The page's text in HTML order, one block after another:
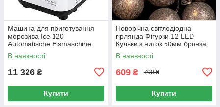
Машина для приготування
морозива Ice 120
Automatische Eismaschine
1.2l, сірий
В наявності
11 326 ₴
Купити
Новорічна світлодіодна
гірлянда Фігурки 12 LED
Кульки з ниток 50мм бронза
4м теплий білий
В наявності
609 ₴ 700 ₴
Купити